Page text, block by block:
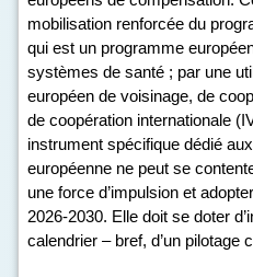
mobilisation renforcée du
qui est un programme
systèmes de santé ; par une
européen de voisinage, de
de coopération internationale
instrument spécifique dédié
européenne ne peut se
une force d’impulsion et
2026-2030. Elle doit se doter
calendrier – bref, d’un pilotage